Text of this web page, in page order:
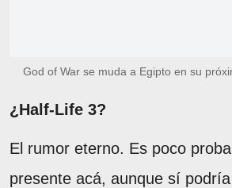
God of War se muda a Egipto en su
¿Half-Life 3?
El rumor eterno. Es poco
presente acá, aunque sí